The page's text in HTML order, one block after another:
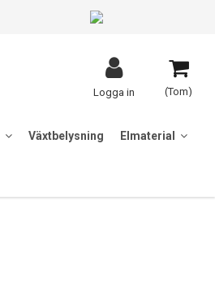
(Tom)
Logga in
Växtbelysning Elmaterial